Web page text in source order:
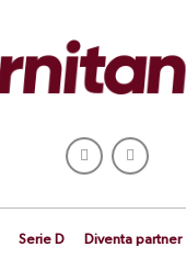
Serie D Diventa partner